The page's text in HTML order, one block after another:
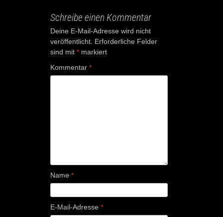
Schreibe einen Kommentar
Deine E-Mail-Adresse wird nicht
veröffentlicht. Erforderliche Felder
sind mit * markiert
Kommentar *
Name *
E-Mail-Adresse *